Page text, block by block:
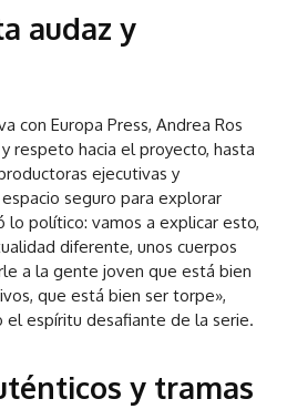
audaz y
con Europa Press, Andrea Ros
respeto hacia el proyecto, hasta
ejecutivas y
seguro para explorar
lo político: vamos a explicar esto,
diferente, unos cuerpos
a la gente joven que está bien
que está bien ser torpe»,
el espíritu desafiante de la serie.
y tramas